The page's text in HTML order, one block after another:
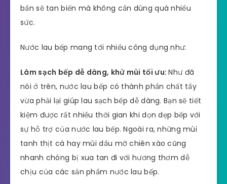
bẩn sẽ tan biến mà không cần dùng quá nhiều
sức.
Nước lau bếp mang tới nhiều công dụng như:
Làm sạch bếp dễ dàng, khử mùi tối ưu:Như đã
nói ở trên, nước lau bếp có thành phần chất tẩy
vừa phải lại giúp lau sạch bếp dễ dàng. Bạn sẽ tiết
kiệm được rất nhiều thời gian khi dọn dẹp bếp với
sự hỗ trợ của nước lau bếp. Ngoài ra, những mùi
tanh thịt cá hay mùi dầu mỡ chiên xào cũng
nhanh chóng bị xua tan đi với hương thơm dễ
chịu của các sản phẩm nước lau bếp.